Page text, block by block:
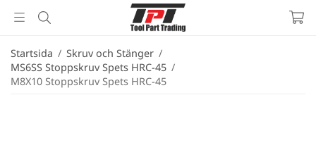
Startsida / Skruv och Stänger /
MS6SS Stoppskruv Spets HRC-45 /
M8X10 Stoppskruv Spets HRC-45